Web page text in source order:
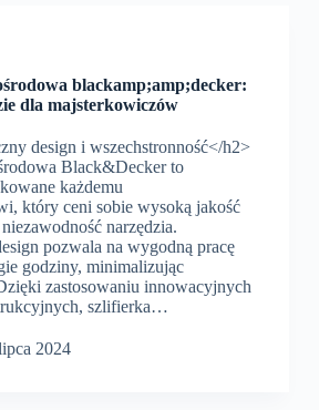
blackamp;amp;decker:
dla majsterkowiczów
design i wszechstronność</h2>
Black&Decker to
każdemu
który ceni sobie wysoką jakość
narzędzia.
pozwala na wygodną pracę
godziny, minimalizując
zastosowaniu innowacyjnych
szlifierka…
2024